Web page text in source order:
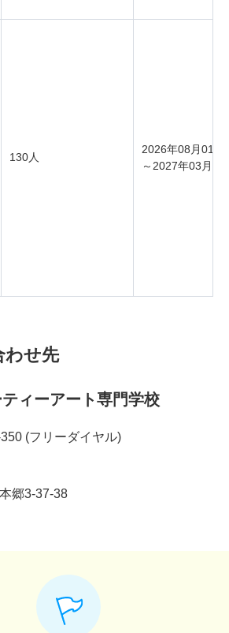
130人
2026年08月01日
～2027年03月31
わせ先
ィーアート専門学校
(フリーダイヤル)
郷3-37-38